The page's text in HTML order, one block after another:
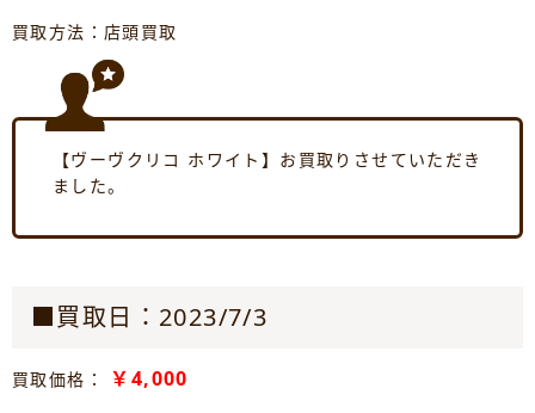
買取方法：店頭買取
【ヴーヴクリコ ホワイト】お買取りさせていただき
ました。
■買取日：2023/7/3
買取価格： ￥4,000